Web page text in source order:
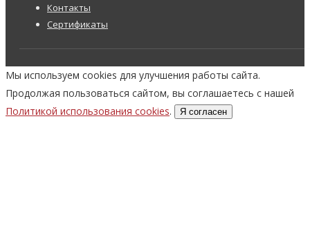
Контакты
Сертификаты
Мы используем cookies для улучшения работы сайта.
Продолжая пользоваться сайтом, вы соглашаетесь с нашей
Политикой использования cookies. Я согласен